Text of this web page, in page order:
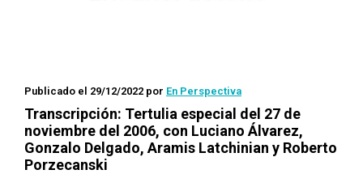
Publicado el 29/12/2022 por En Perspectiva
Transcripción: Tertulia especial del 27 de
noviembre del 2006, con Luciano Álvarez,
Gonzalo Delgado, Aramis Latchinian y Roberto
Porzecanski